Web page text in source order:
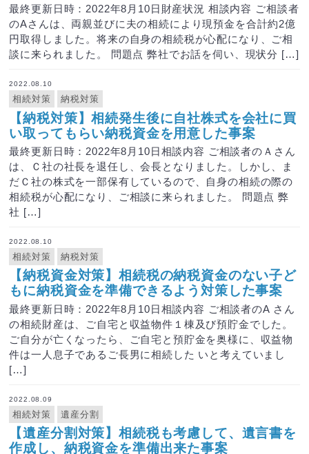
最終更新日時：2022年8月10日財産状況 相談内容 ご相談者
のAさんは、両親並びに夫の相続により現預金を合計約2億
円取得しました。将来の自身の相続税が心配になり、ご相
談に来られました。 問題点 弊社でお話を伺い、現状分 […]
2022.08.10
相続対策 納税対策
【納税対策】相続発生後に自社株式を会社に買
い取ってもらい納税資金を用意した事案
最終更新日時：2022年8月10日相談内容 ご相談者のＡさん
は、Ｃ社の社長を退任し、会長となりました。しかし、ま
だＣ社の株式を一部保有しているので、自身の相続の際の
相続税が心配になり、ご相談に来られました。 問題点 弊
社 […]
2022.08.10
相続対策 納税対策
【納税資金対策】相続税の納税資金のない子ど
もに納税資金を準備できるよう対策した事案
最終更新日時：2022年8月10日相談内容 ご相談者のA さん
の相続財産は、ご自宅と収益物件１棟及び預貯金でした。
ご自分が亡くなったら、ご自宅と預貯金を奥様に、収益物
件は一人息子であるご長男に相続した いと考えていまし
[…]
2022.08.09
相続対策 遺産分割
【遺産分割対策】相続税も考慮して、遺言書を
作成し、納税資金を準備出来た事案